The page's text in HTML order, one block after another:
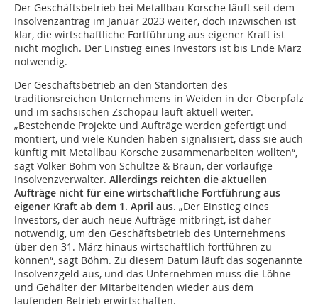
Der Geschäftsbetrieb bei Metallbau Korsche läuft seit dem
Insolvenzantrag im Januar 2023 weiter, doch inzwischen ist
klar, die wirtschaftliche Fortführung aus eigener Kraft ist
nicht möglich. Der Einstieg eines Investors ist bis Ende März
notwendig.
Der Geschäftsbetrieb an den Standorten des
traditionsreichen Unternehmens in Weiden in der Oberpfalz
und im sächsischen Zschopau läuft aktuell weiter.
„Bestehende Projekte und Aufträge werden gefertigt und
montiert, und viele Kunden haben signalisiert, dass sie auch
künftig mit Metallbau Korsche zusammenarbeiten wollten“,
sagt Volker Böhm von Schultze & Braun, der vorläufige
Insolvenzverwalter. Allerdings reichten die aktuellen
Aufträge nicht für eine wirtschaftliche Fortführung aus
eigener Kraft ab dem 1. April aus. „Der Einstieg eines
Investors, der auch neue Aufträge mitbringt, ist daher
notwendig, um den Geschäftsbetrieb des Unternehmens
über den 31. März hinaus wirtschaftlich fortführen zu
können“, sagt Böhm. Zu diesem Datum läuft das sogenannte
Insolvenzgeld aus, und das Unternehmen muss die Löhne
und Gehälter der Mitarbeitenden wieder aus dem
laufenden Betrieb erwirtschaften.